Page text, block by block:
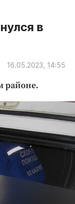
в
16.05.2023, 14:55
районе.